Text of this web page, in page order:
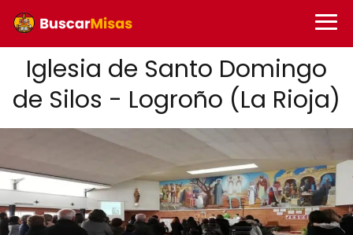
Iglesia de Santo Domingo
de Silos - Logroño (La Rioja)